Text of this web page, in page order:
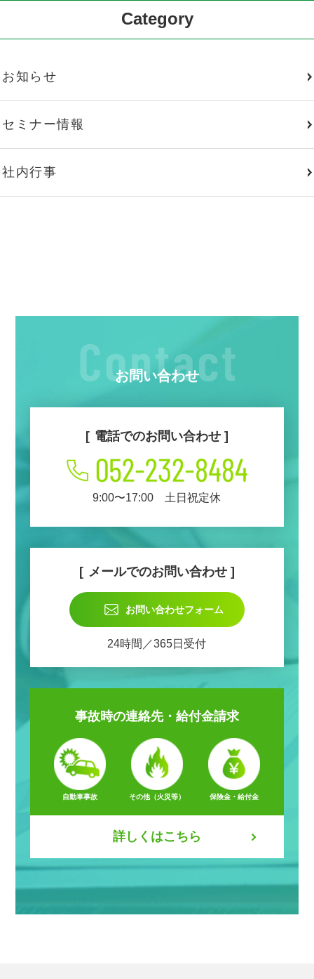
Category
お知らせ
セミナー情報
社内行事
お問い合わせ
電話でのお問い合わせ
9:00〜17:00 土日祝定休
メールでのお問い合わせ
お問い合わせフォーム
24時間／365日受付
事故時の連絡先・給付金請求
自動車事故 その他（火災等） 保険金・給付金
詳しくはこちら